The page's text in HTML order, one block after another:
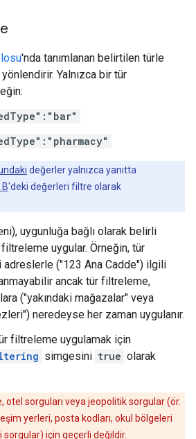
'nda tanımlanan belirtilen türle
Yalnızca bir tür
değerler yalnızca yanıtta
'deki değerleri filtre olarak
uygunluğa bağlı olarak belirli
uygular. Örneğin, tür
("123 Ana Cadde") ilgili
ancak tür filtreleme,
("yakındaki mağazalar" veya
neredeyse her zaman uygulanır.
filtreleme uygulamak için
simgesini true olarak
otel sorguları veya jeopolitik sorgular (ör.
yerleri, posta kodları, okul bölgeleri
sorgular) için geçerli değildir.